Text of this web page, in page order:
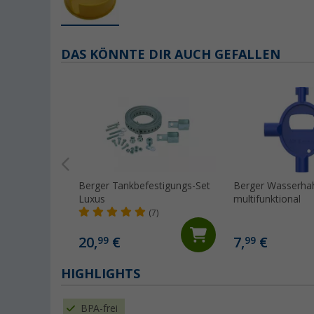
DAS KÖNNTE DIR AUCH GEFALLEN
Berger Tankbefestigungs-Set
Luxus
(7)
20,99 €
Berger
multifunktional
7,99 €
HIGHLIGHTS
BPA-frei